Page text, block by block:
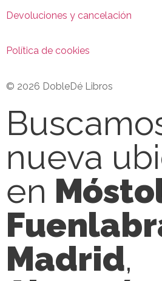
Devoluciones y cancelación
Política de cookies
© 2026 DobleDé Libros
nueva
en
Madrid,